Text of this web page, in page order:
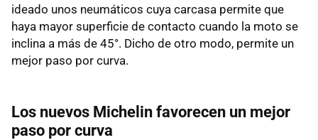
ideado unos neumáticos cuya carcasa permite que
haya mayor superficie de contacto cuando la moto se
inclina a más de 45°. Dicho de otro modo, permite un
mejor paso por curva.
Los nuevos Michelin favorecen un mejor
paso por curva